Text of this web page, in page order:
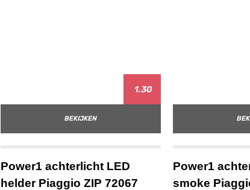
1.30
BEKIJKEN
Power1 achterlicht LED
helder Piaggio ZIP 72067
Power1
smoke